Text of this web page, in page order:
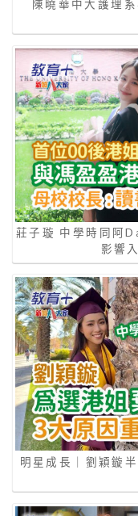
陳曉華中大護理
莊子璇 中學時同阿
影響
明星成長｜劉穎鏇